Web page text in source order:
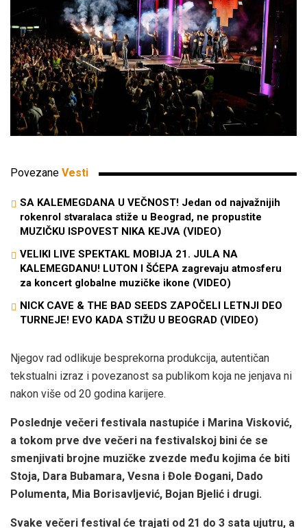
Povezane Vesti
SA KALEMEGDANA U VEČNOST! Jedan od najvažnijih
rokenrol stvaralaca stiže u Beograd, ne propustite
MUZIČKU ISPOVEST NIKA KEJVA (VIDEO)
VELIKI LIVE SPEKTAKL MOBIJA 21. JULA NA
KALEMEGDANU! LUTON I ŠĆEPA zagrevaju atmosferu
za koncert globalne muzičke ikone (VIDEO)
NICK CAVE & THE BAD SEEDS ZAPOČELI LETNJI DEO
TURNEJE! EVO KADA STIŽU U BEOGRAD (VIDEO)
Njegov rad odlikuje besprekorna produkcija, autentičan
tekstualni izraz i povezanost sa publikom koja ne jenjava ni
nakon više od 20 godina karijere.
Poslednje večeri festivala nastupiće i Marina Visković,
a tokom prve dve večeri na festivalskoj bini će se
smenjivati brojne muzičke zvezde među kojima će biti
Stoja, Dara Bubamara, Vesna i Đole Đogani, Dado
Polumenta, Mia Borisavljević, Bojan Bjelić i drugi.
Svake večeri festival će trajati od 21 do 3 sata ujutru, a